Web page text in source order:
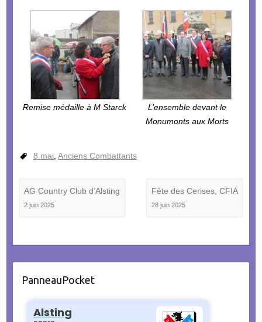
Remise médaille à M Starck
L’ensemble devant le
Monumonts aux Morts
8 mai Anciens Combattants
AG Country Club d’Alsting
2 juin 2025
Fête des Cerises, CFIA
28 juin 2025
PanneauPocket